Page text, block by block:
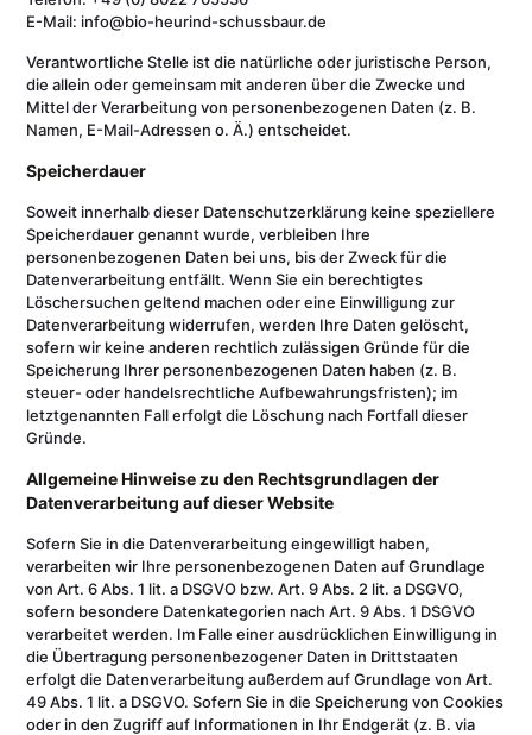
E-Mail: info@bio-heurind-schussbaur.de
Verantwortliche Stelle ist die natürliche oder juristische Person,
die allein oder gemeinsam mit anderen über die Zwecke und
Mittel der Verarbeitung von personenbezogenen Daten (z. B.
Namen, E-Mail-Adressen o. Ä.) entscheidet.
Speicherdauer
Soweit innerhalb dieser Datenschutzerklärung keine speziellere
Speicherdauer genannt wurde, verbleiben Ihre
personenbezogenen Daten bei uns, bis der Zweck für die
Datenverarbeitung entfällt. Wenn Sie ein berechtigtes
Löschersuchen geltend machen oder eine Einwilligung zur
Datenverarbeitung widerrufen, werden Ihre Daten gelöscht,
sofern wir keine anderen rechtlich zulässigen Gründe für die
Speicherung Ihrer personenbezogenen Daten haben (z. B.
steuer- oder handelsrechtliche Aufbewahrungsfristen); im
letztgenannten Fall erfolgt die Löschung nach Fortfall dieser
Gründe.
Allgemeine Hinweise zu den Rechtsgrundlagen der
Datenverarbeitung auf dieser Website
Sofern Sie in die Datenverarbeitung eingewilligt haben,
verarbeiten wir Ihre personenbezogenen Daten auf Grundlage
von Art. 6 Abs. 1 lit. a DSGVO bzw. Art. 9 Abs. 2 lit. a DSGVO,
sofern besondere Datenkategorien nach Art. 9 Abs. 1 DSGVO
verarbeitet werden. Im Falle einer ausdrücklichen Einwilligung in
die Übertragung personenbezogener Daten in Drittstaaten
erfolgt die Datenverarbeitung außerdem auf Grundlage von Art.
49 Abs. 1 lit. a DSGVO. Sofern Sie in die Speicherung von Cookies
oder in den Zugriff auf Informationen in Ihr Endgerät (z. B. via